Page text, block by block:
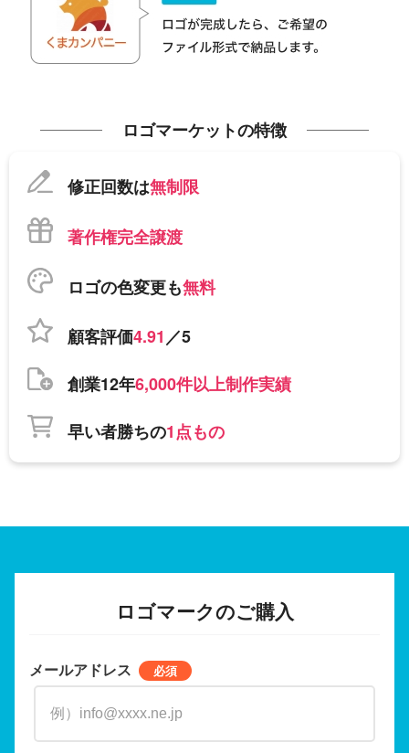
ロゴマーケットの特徴
修正回数は無制限
著作権完全譲渡
ロゴの色変更も無料
顧客評価4.91／5
創業12年6,000件以上制作実績
早い者勝ちの1点もの
ロゴマークのご購入
メールアドレス